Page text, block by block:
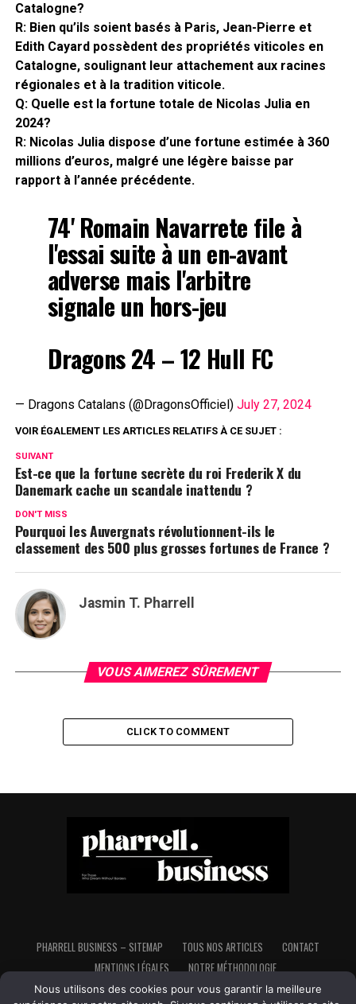
Catalogne?
R: Bien qu’ils soient basés à Paris, Jean-Pierre et
Edith Cayard possèdent des propriétés viticoles en
Catalogne, soulignant leur attachement aux racines
régionales et à la tradition viticole.
Q: Quelle est la fortune totale de Nicolas Julia en
2024?
R: Nicolas Julia dispose d’une fortune estimée à 360
millions d’euros, malgré une légère baisse par
rapport à l’année précédente.
74' Romain Navarrete file à
l'essai suite à un en-avant
adverse mais l'arbitre
signale un hors-jeu
Dragons 24 – 12 Hull FC
— Dragons Catalans (@DragonsOfficiel) July 27, 2024
VOIR ÉGALEMENT LES ARTICLES RELATIFS À CE SUJET :
SUIVANT
Est-ce que la fortune secrète du roi Frederik X du
Danemark cache un scandale inattendu ?
DON'T MISS
Pourquoi les Auvergnats révolutionnent-ils le
classement des 500 plus grosses fortunes de France ?
Jasmin T. Pharrell
VOUS AIMEREZ SÛREMENT
CLICK TO COMMENT
PHARRELL BUSINESS – SITEMAP TOUS NOS ARTICLES
CONTACT
MENTIONS LÉGALES
NOTRE MÉTHODOLOGIE
Nous utilisons des cookies pour vous garantir la meilleure